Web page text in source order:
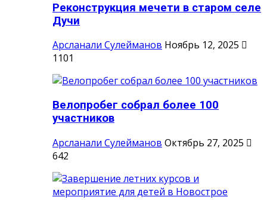
Реконструкция мечети в старом селе
Дучи
Арсланали Сулейманов Ноябрь 12, 2025
1101
Велопробег собрал более 100
участников
Арсланали Сулейманов Октябрь 27, 2025
642